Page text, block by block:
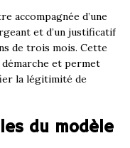
accompagnée d’une
et d’un justificatif
de trois mois. Cette
et permet
la légitimité de
du modèle